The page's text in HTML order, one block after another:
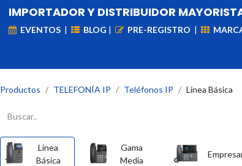
IMPORTADOR Y DISTRIBUIDOR
EVENTOS | BLOG | PRE-REGISTRO |
Productos TELEFONÍA IP Teléfonos IP Linea Básica
Linea
Básica
Gama
Media